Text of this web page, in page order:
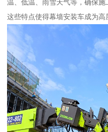
温、低温、雨雪天气等，确保施
这些特点使得幕墙安装车成为高